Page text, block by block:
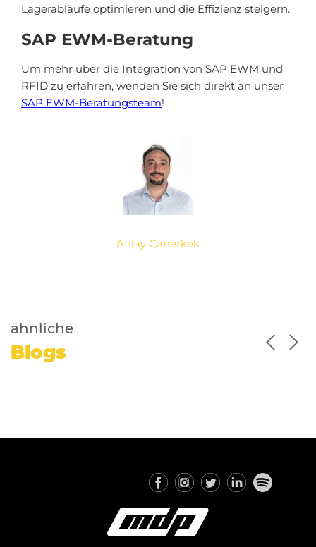
Lagerabläufe optimieren und die Effizienz steigern.
SAP EWM-Beratung
Um mehr über die Integration von SAP EWM und
RFID zu erfahren, wenden Sie sich direkt an unser
SAP EWM-Beratungsteam!
Atılay Canerkek
ähnliche
Blogs